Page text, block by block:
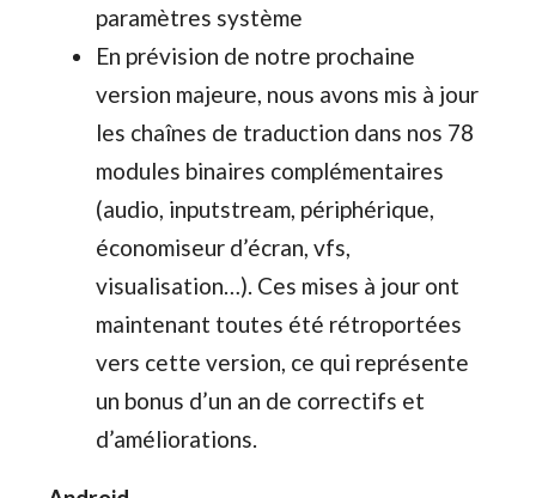
paramètres système
En prévision de notre prochaine
version majeure, nous avons mis à jour
les chaînes de traduction dans nos 78
modules binaires complémentaires
(audio, inputstream, périphérique,
économiseur d’écran, vfs,
visualisation…). Ces mises à jour ont
maintenant toutes été rétroportées
vers cette version, ce qui représente
un bonus d’un an de correctifs et
d’améliorations.